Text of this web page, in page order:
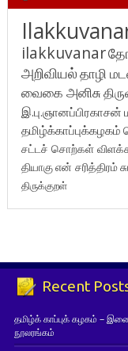
ilakkuvanar
அறிவியல்தாழி
வைகை அனிசு
இ.பு.ஞானப்பிரகாசன்
தமிழ்க்காப்புக்கழகம்
சட்டச் சொற்கள்
தியாகுஎன் சரித்திரம்
திருக்குறள்
Recent
தமிழ்க் காப்புக் கழகம் –
நூலரங்கம்